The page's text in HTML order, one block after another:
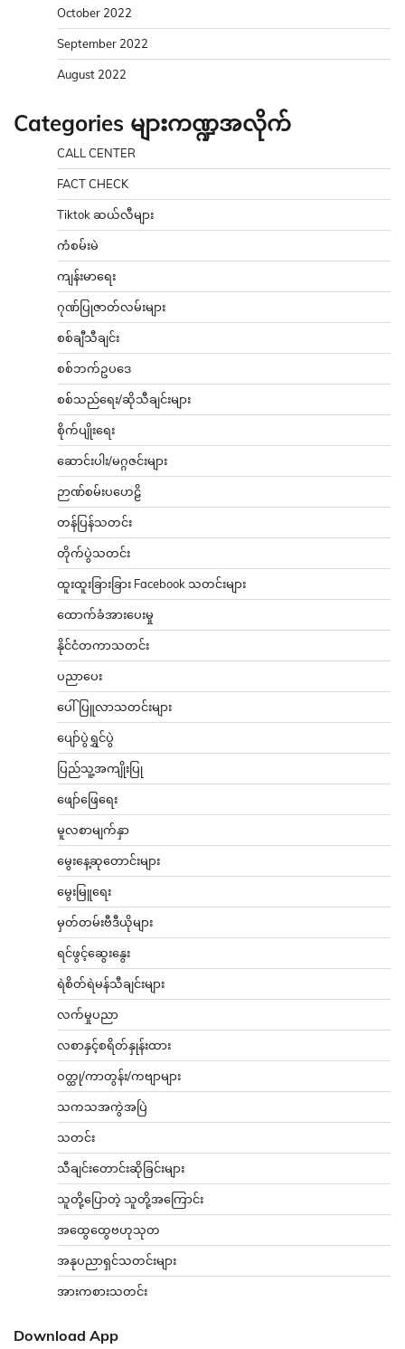
October 2022
September 2022
August 2022
Categories များကဏ္ဍအလိုက်
CALL CENTER
FACT CHECK
Tiktok ဆယ်လီများ
ကံစမ်းမဲ
ကျန်းမာရေး
ဂုဏ်ပြုဇာတ်လမ်းများ
စစ်ချီသီချင်း
စစ်ဘက်ဥပဒေ
စစ်သည်ရေး/ဆိုသီချင်းများ
စိုက်ပျိုးရေး
ဆောင်းပါး/မဂ္ဂဇင်းများ
ဉာဏ်စမ်းပဟေဠိ
တန်ပြန်သတင်း
တိုက်ပွဲသတင်း
ထူးထူးခြားခြား Facebook သတင်းများ
ထောက်ခံအားပေးမှု
နိုင်ငံတကာသတင်း
ပညာပေး
ပေါ်ပြူလာသတင်းများ
ပျော်ပွဲရွှင်ပွဲ
ပြည်သူ့အကျိုးပြု
ဖျော်ဖြေရေး
မူလစာမျက်နှာ
မွေးနေ့ဆုတောင်းများ
မွေးမြူရေး
မှတ်တမ်းဗီဒီယိုများ
ရင်ဖွင့်ဆွေးနွေး
ရဲစိတ်ရဲမန်သီချင်းများ
လက်မှုပညာ
လစာနှင့်စရိတ်နှုန်းထား
ဝတ္ထု/ကာတွန်း/ကဗျာများ
သကသအကွဲအပြဲ
သတင်း
သီချင်းတောင်းဆိုခြင်းများ
သူတို့ပြောတဲ့ သူတို့အကြောင်း
အထွေထွေဗဟုသုတ
အနုပညာရှင်သတင်းများ
အားကစားသတင်း
Download App